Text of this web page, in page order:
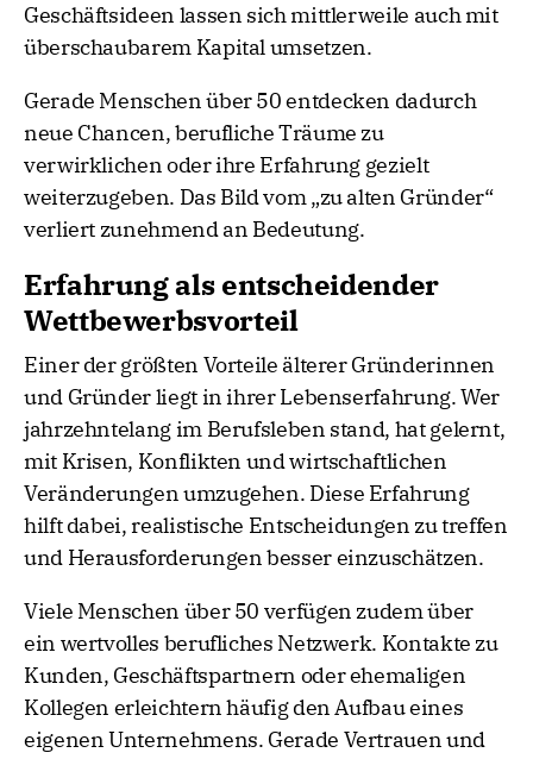
Geschäftsideen lassen sich mittlerweile auch mit
überschaubarem Kapital umsetzen.
Gerade Menschen über 50 entdecken dadurch
neue Chancen, berufliche Träume zu
verwirklichen oder ihre Erfahrung gezielt
weiterzugeben. Das Bild vom „zu alten Gründer“
verliert zunehmend an Bedeutung.
Erfahrung als entscheidender
Wettbewerbsvorteil
Einer der größten Vorteile älterer Gründerinnen
und Gründer liegt in ihrer Lebenserfahrung. Wer
jahrzehntelang im Berufsleben stand, hat gelernt,
mit Krisen, Konflikten und wirtschaftlichen
Veränderungen umzugehen. Diese Erfahrung
hilft dabei, realistische Entscheidungen zu treffen
und Herausforderungen besser einzuschätzen.
Viele Menschen über 50 verfügen zudem über
ein wertvolles berufliches Netzwerk. Kontakte zu
Kunden, Geschäftspartnern oder ehemaligen
Kollegen erleichtern häufig den Aufbau eines
eigenen Unternehmens. Gerade Vertrauen und